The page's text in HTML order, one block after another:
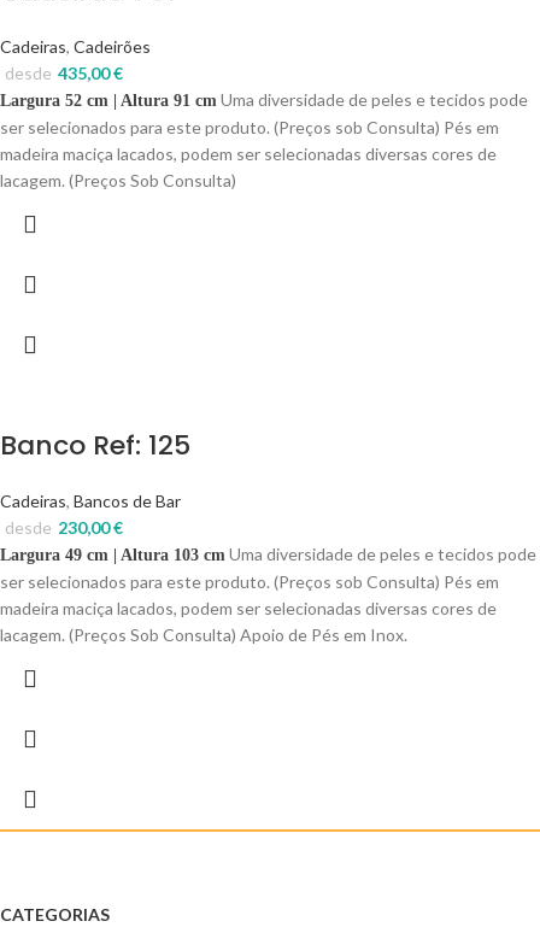
Cadeiras, Cadeirões
435,00€
desde
Largura 52 cm | Altura 91 cm Uma diversidade de peles e tecidos pode
ser selecionados para este produto. (Preços sob Consulta) Pés em
madeira maciça lacados, podem ser selecionadas diversas cores de
lacagem. (Preços Sob Consulta)
Banco Ref: 125
Cadeiras, Bancos de Bar
230,00€
desde
Largura 49 cm | Altura 103 cm Uma diversidade de peles e tecidos pode
ser selecionados para este produto. (Preços sob Consulta) Pés em
madeira maciça lacados, podem ser selecionadas diversas cores de
lacagem. (Preços Sob Consulta) Apoio de Pés em Inox.
CATEGORIAS